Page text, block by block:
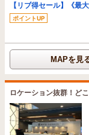
【リブ得セール】《最
ポイントUP
MAPを見
ロケーション抜群！ど